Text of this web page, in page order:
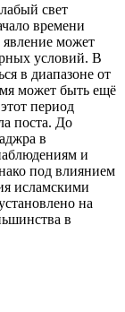
свет
времени
может
условий. В
в диапазоне от
может быть ещё
период
поста. До
в
и
под влиянием
исламскими
на
в